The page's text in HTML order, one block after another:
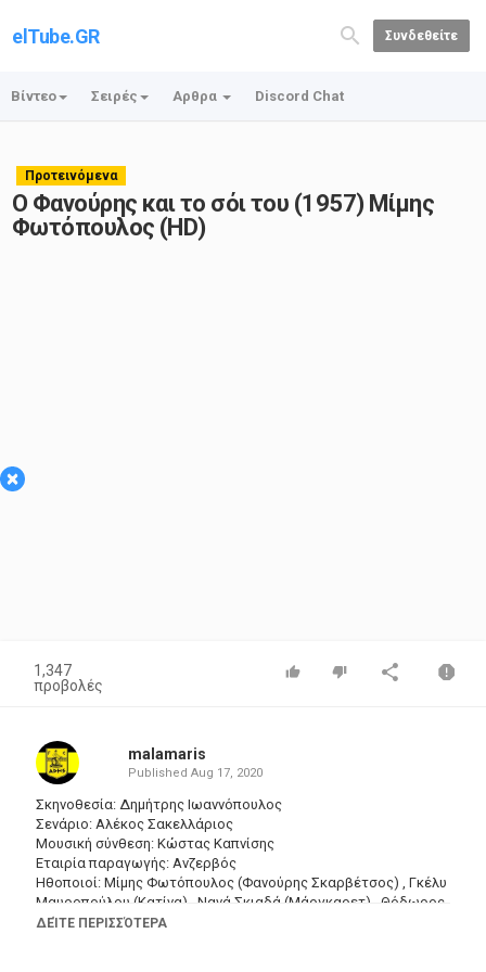
elTube.GR Συνδεθείτε
Βίντεο Σειρές Αρθρα Discord Chat
Προτεινόμενα
Ο Φανούρης και το σόι του (1957) Μίμης
Φωτόπουλος (HD)
×
1,347
προβολές
malamaris
Published Aug 17, 2020
Σκηνοθεσία: Δημήτρης Ιωαννόπουλος
Σενάριο: Αλέκος Σακελλάριος
Μουσική σύνθεση: Κώστας Καπνίσης
Εταιρία παραγωγής: Ανζερβός
Ηθοποιοί: Μίμης Φωτόπουλος (Φανούρης Σκαρβέτσος) , Γκέλυ
Μαυροπούλου (Κατίνα) , Νανά Σκιαδά (Μάργκαρετ) , Θόδωρος
Δημήτριεφ (Βαγγέλης) , Νίκος Φέρμας (Μήτσος) , Γιάννης
ΔΕΊΤΕ ΠΕΡΙΣΣΌΤΕΡΑ